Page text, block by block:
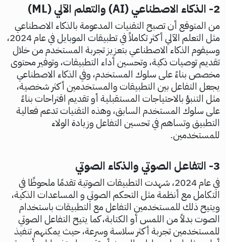
2- الذكاء الاصطناعي (AI) والتعلم الآلي (ML)
من المتوقع أن تصبح التقنيات المدعومة بالذكاء الاصطناعي
مثل التعلم الآلي أكثر تكاملاً في تطبيقات الموبايل في عام 2024،
وسيقوم الذكاء الاصطناعي بتعزيز تجربة المستخدم من خلال
تقديم توصيات ذكية، وتحسين أداء التطبيقات، وتوفير محتوى
مخصص بناءً على سلوك المستخدم، وفي الذكاء الاصطناعي
يجعل التفاعل بين التطبيقات والمستخدمين أكثر شخصية،
مثل التنبؤ بالاحتياجات المستقبلية أو تقديم اقتراحات بناءً
على سلوك المستخدم السابق، وهذه التقنيات تدعم فعالية
التطبيق وتساهم في تحسين التفاعل وزيادة الولاء
للمستخدمين.
3- التفاعل الصوتي والذكاء الصوتي
في عام 2024، شهدت التطبيقات الصوتية تقدمًا ملحوظًا في
التكامل مع أنظمة مثل التحكم الصوتي و المساعدات الذكية،
ويتيح ذلك للمستخدمين التفاعل مع التطبيقات باستخدام
الصوت بدلاً من اللمس أو الكتابة، كما يتيح التفاعل الصوتي
للمستخدمين تجربة أكثر سلاسة وسرعة، حيث يمكنهم تنفيذ